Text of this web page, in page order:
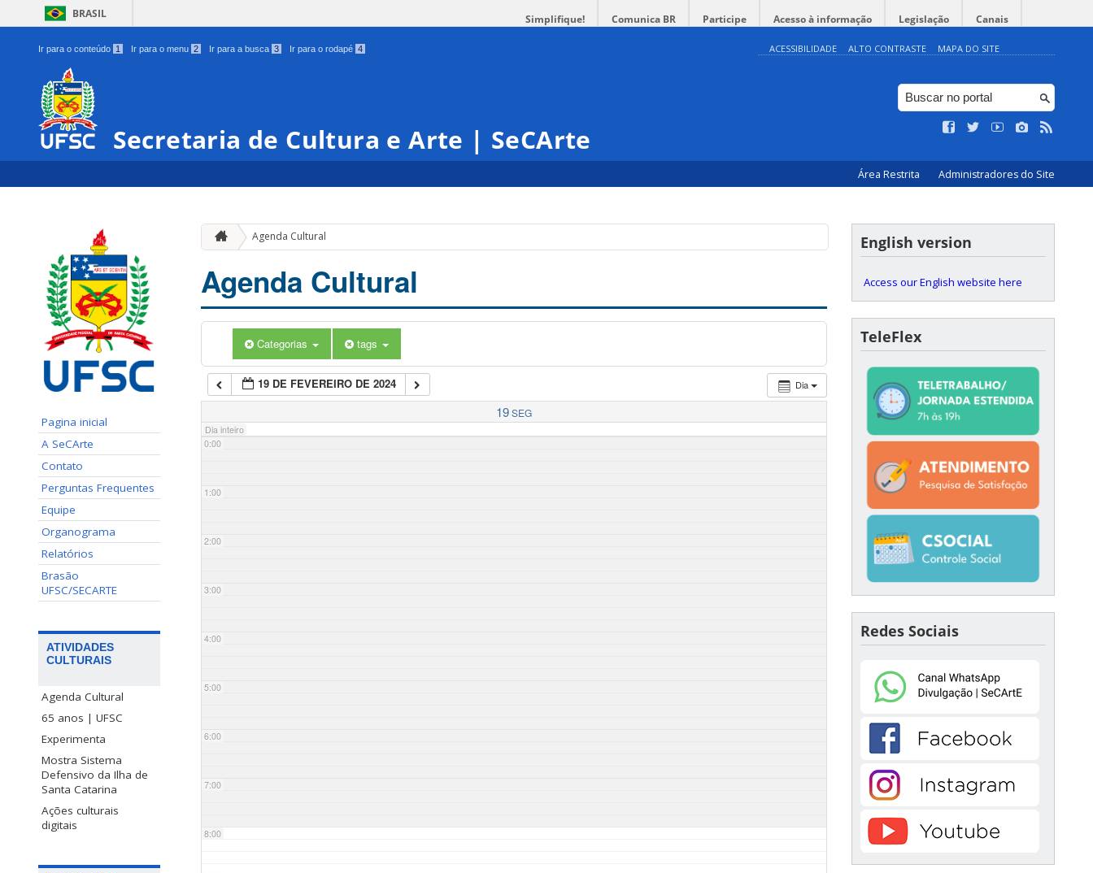
BRASIL Simplifique! Comunica BR Participe Acesso à informação Legislação Canais
Ir para o conteúdo 1 Ir para o menu 2 Ir para a busca 3 Ir para o rodapé 4 ACESSIBILIDADE ALTO CONTRASTE MAPA DO SITE
Secretaria de Cultura e Arte | SeCArte
Área Restrita Administradores do Site
Pagina inicial
A SeCArte
Contato
Perguntas Frequentes
Equipe
Organograma
Relatórios
Brasão
UFSC/SECARTE
ATIVIDADES
CULTURAIS
Agenda Cultural
65 anos | UFSC
Experimenta
Mostra Sistema
Defensivo da Ilha de
Santa Catarina
Ações culturais
digitais
Agenda Cultural
Agenda Cultural
Categorias tags
Dia
19 DE FEVEREIRO DE 2024
19SEG
Dia inteiro
0:00
1:00
2:00
3:00
4:00
5:00
6:00
7:00
8:00
English version
Access our English website here
TeleFlex
Redes Sociais